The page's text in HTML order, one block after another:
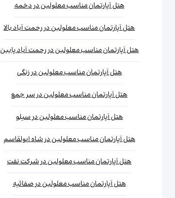
هتل آپارتمان مناسب معلولین در دخمه
هتل آپارتمان مناسب معلولین در رحمت آباد بالا
هتل آپارتمان مناسب معلولین در رحمت آباد پایین
هتل آپارتمان مناسب معلولین در زنگی
هتل آپارتمان مناسب معلولین در سر جمع
هتل آپارتمان مناسب معلولین در سیلو
هتل آپارتمان مناسب معلولین در شاه ابولقاسم
هتل آپارتمان مناسب معلولین در شرکت نفت
هتل آپارتمان مناسب معلولین در صفائیه